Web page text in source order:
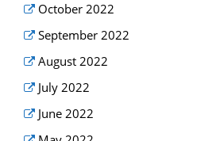
October 2022
September 2022
August 2022
July 2022
June 2022